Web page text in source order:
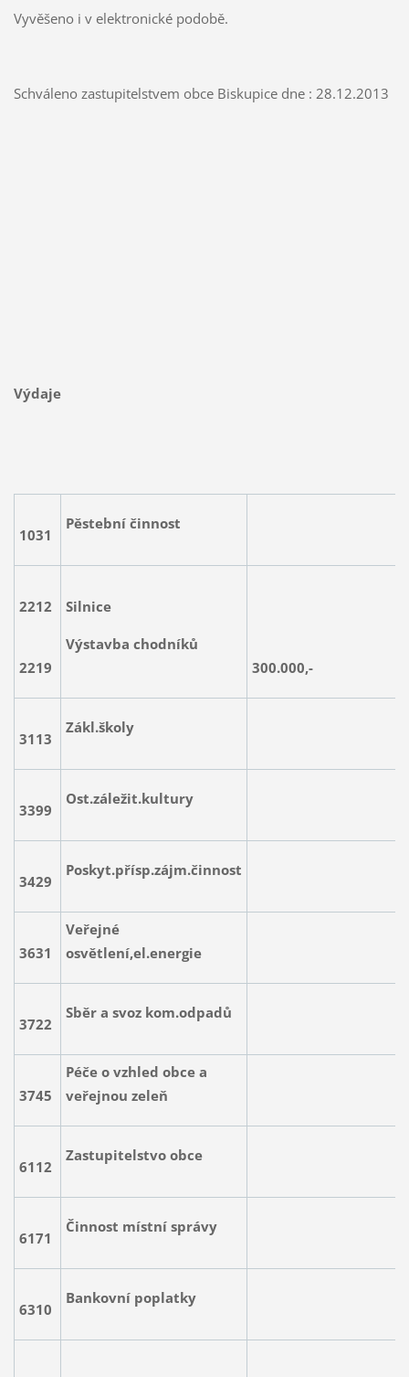
Vyvěšeno i v elektronické podobě.
Schváleno zastupitelstvem obce Biskupice dne : 28.12.2013
Výdaje
1031
Pěstební činnost
2212
2219
Silnice
Výstavba chodníků
300.000,-
3113
Zákl.školy
3399
Ost.záležit.kultury
3429
Poskyt.přísp.zájm.činnost
3631
Veřejné
osvětlení,el.energie
3722
Sběr a svoz kom.odpadů
3745
Péče o vzhled obce a
veřejnou zeleň
6112
Zastupitelstvo obce
6171
Činnost místní správy
6310
Bankovní poplatky